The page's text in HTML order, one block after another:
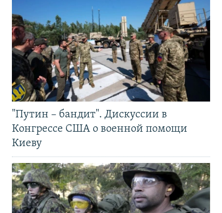
"Путин – бандит". Дискуссии в
Конгрессе США о военной помощи
Киеву